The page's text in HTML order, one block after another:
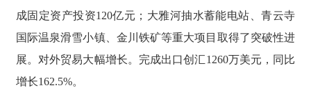
成固定资产投资120亿元；大雅河抽水蓄能电站、青云寺
国际温泉滑雪小镇、金川铁矿等重大项目取得了突破性进
展。对外贸易大幅增长。完成出口创汇1260万美元，同比
增长162.5%。